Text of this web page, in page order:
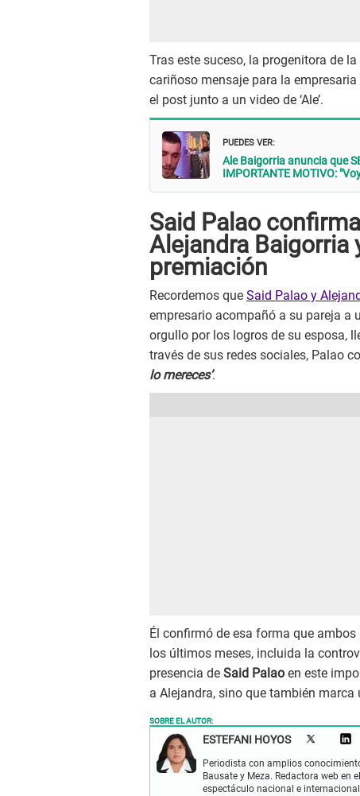
Tras este suceso, la progenitora de
cariñoso mensaje para la
el post junto a un video de ‘Ale’.
PUEDES VER:
Ale Baigorria anuncia que
IMPORTANTE MOTIVO:
Said Palao
Alejandra Baigorria
premiación
Recordemos que Said Palao y
empresario acompañó a su pareja a
orgullo por los logros de su esposa,
través de sus redes sociales, Palao
lo mereces’.
Él confirmó de esa forma que
los últimos meses, incluida la
presencia de Said Palao en este
a Alejandra, sino que también
SOBRE EL AUTOR:
ESTEFANI HOYOS
Periodista con amplios
Bausate y Meza. Redactora web en
espectáculo nacional e